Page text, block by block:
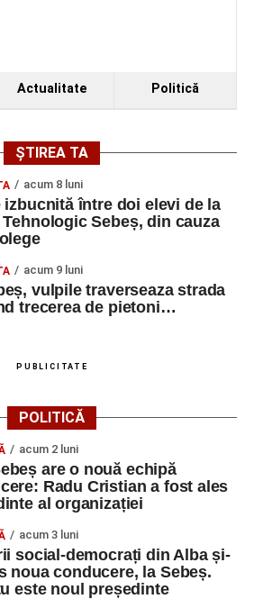
Actualitate Politică
ȘTIREA TA
acum 8 luni
izbucnită între doi elevi de la
Sebeș, din cauza
acum 9 luni
vulpile traverseaza strada
trecerea de pietoni…
PUBLICITATE
POLITICĂ
acum 2 luni
are o nouă echipă
Radu Cristian a fost ales
al organizației
acum 3 luni
social-democrați din Alba și-
noua conducere, la Sebeș.
este noul președinte